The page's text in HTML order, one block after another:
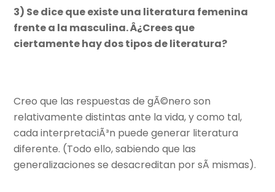
3) Se dice que existe una literatura femenina
frente a la masculina. Â¿Crees que
ciertamente hay dos tipos de literatura?
Creo que las respuestas de gÃ©nero son
relativamente distintas ante la vida, y como tal,
cada interpretaciÃ³n puede generar literatura
diferente. (Todo ello, sabiendo que las
generalizaciones se desacreditan por sÃ­ mismas).